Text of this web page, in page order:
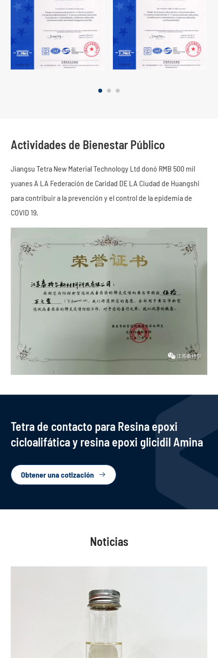
Actividades de Bienestar Público
Jiangsu Tetra New Material Technology Ltd donó RMB 500 mil
yuanes A LA Federación de Caridad DE LA Ciudad de Huangshi
para contribuir a la prevención y el control de la epidemia de
COVID 19.
Tetra de contacto para Resina epoxi
cicloalifática y resina epoxi glicidil Amina
Obtener una cotización 
Noticias